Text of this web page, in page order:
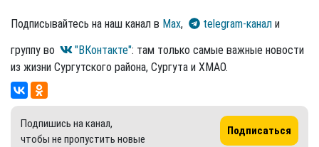
Подписывайтесь на наш канал в Max, telegram-канал и
группу во
"ВКонтакте": там только самые важные новости
из жизни Сургутского района, Сургута и ХМАО.
Подпишись на канал,
чтобы не пропустить новые
Подписаться